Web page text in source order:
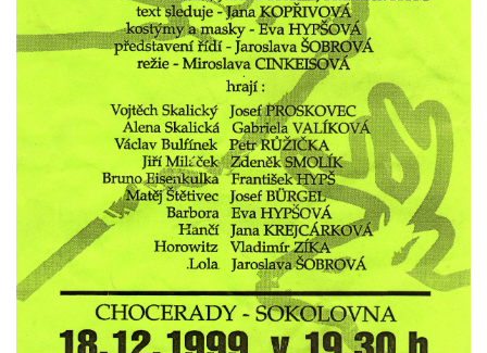
HRY OD ROKU 1973
FOTOALBUM
ČLENOVÉ - SOUČASNOST
HRY DO ROKU 1973
MÍSTO PRO VAŠE VZKAZY!!